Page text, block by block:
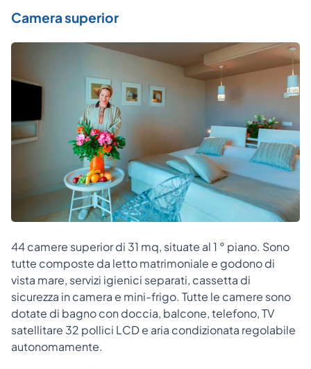
Camera superior
44 camere superior di 31 mq, situate al 1 ° piano. Sono
tutte composte da letto matrimoniale e godono di
vista mare, servizi igienici separati, cassetta di
sicurezza in camera e mini-frigo. Tutte le camere sono
dotate di bagno con doccia, balcone, telefono, TV
satellitare 32 pollici LCD e aria condizionata regolabile
autonomamente.